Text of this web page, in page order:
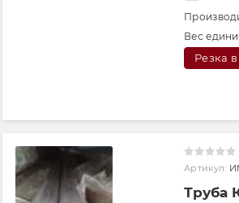
Вес
Резка
Артикул:
Труба